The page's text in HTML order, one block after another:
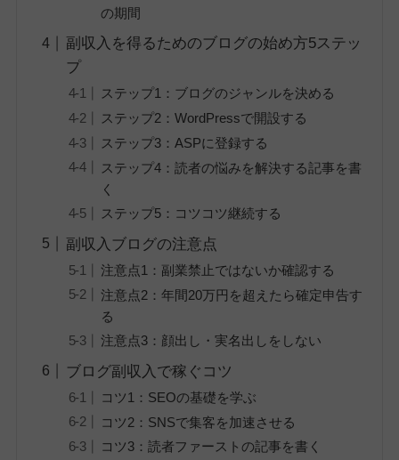
の期間
副収入を得るためのブログの始め方5ステッ
プ
ステップ1：ブログのジャンルを決める
ステップ2：WordPressで開設する
ステップ3：ASPに登録する
ステップ4：読者の悩みを解決する記事を書
く
ステップ5：コツコツ継続する
副収入ブログの注意点
注意点1：副業禁止ではないか確認する
注意点2：年間20万円を超えたら確定申告す
る
注意点3：顔出し・実名出しをしない
ブログ副収入で稼ぐコツ
コツ1：SEOの基礎を学ぶ
コツ2：SNSで集客を加速させる
コツ3：読者ファーストの記事を書く